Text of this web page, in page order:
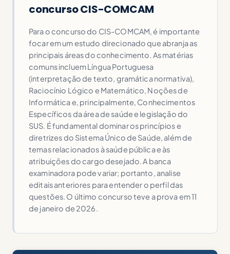
concurso CIS-COMCAM
Para o concurso do CIS-COMCAM, é importante
focar em um estudo direcionado que abranja as
principais áreas do conhecimento. As matérias
comuns incluem Língua Portuguesa
(interpretação de texto, gramática normativa),
Raciocínio Lógico e Matemático, Noções de
Informática e, principalmente, Conhecimentos
Específicos da área de saúde e legislação do
SUS. É fundamental dominar os princípios e
diretrizes do Sistema Único de Saúde, além de
temas relacionados à saúde pública e às
atribuições do cargo desejado. A banca
examinadora pode variar; portanto, analise
editais anteriores para entender o perfil das
questões. O último concurso teve a prova em 11
de janeiro de 2026.